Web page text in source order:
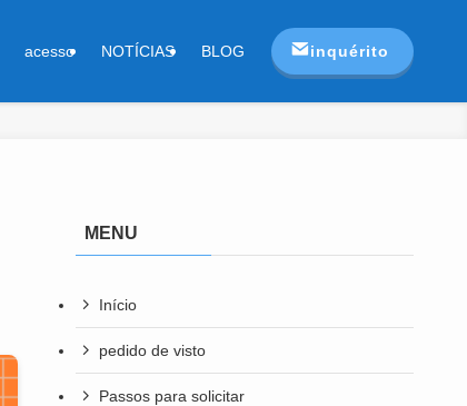
acesso NOTÍCIAS BLOG inquérito
MENU
Início
pedido de visto
Passos para solicitar